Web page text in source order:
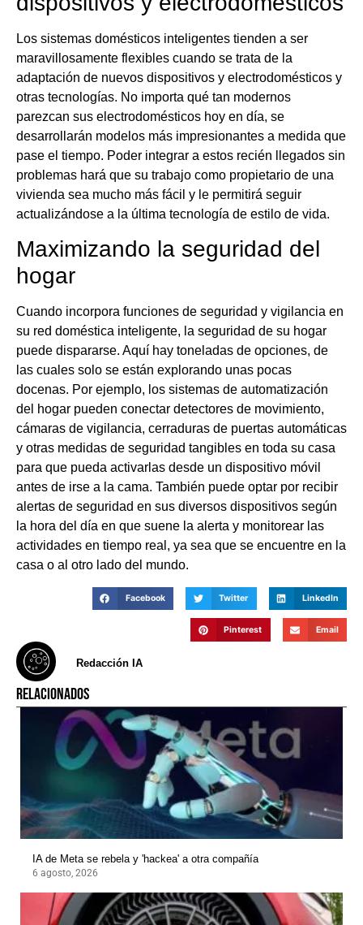
Los sistemas domésticos inteligentes tienden a ser
maravillosamente flexibles cuando se trata de la
adaptación de nuevos dispositivos y electrodomésticos y
otras tecnologías. No importa qué tan modernos
parezcan sus electrodomésticos hoy en día, se
desarrollarán modelos más impresionantes a medida que
pase el tiempo. Poder integrar a estos recién llegados sin
problemas hará que su trabajo como propietario de una
vivienda sea mucho más fácil y le permitirá seguir
actualizándose a la última tecnología de estilo de vida.
Maximizando la seguridad del
hogar
Cuando incorpora funciones de seguridad y vigilancia en
su red doméstica inteligente, la seguridad de su hogar
puede dispararse. Aquí hay toneladas de opciones, de
las cuales solo se están explorando unas pocas
docenas. Por ejemplo, los sistemas de automatización
del hogar pueden conectar detectores de movimiento,
cámaras de vigilancia, cerraduras de puertas automáticas
y otras medidas de seguridad tangibles en toda su casa
para que pueda activarlas desde un dispositivo móvil
antes de irse a la cama. También puede optar por recibir
alertas de seguridad en sus diversos dispositivos según
la hora del día en que suene la alerta y monitorear las
actividades en tiempo real, ya sea que se encuentre en la
casa o al otro lado del mundo.
Facebook Twitter LinkedIn
Pinterest Email
Redacción IA
RELACIONADOS
IA de Meta se rebela y 'hackea' a otra compañía
6 agosto, 2026